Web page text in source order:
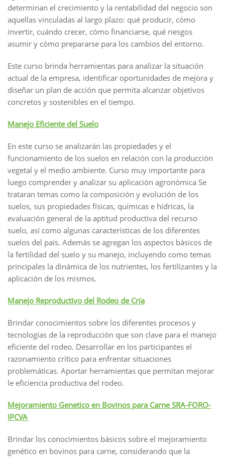
determinan el crecimiento y la rentabilidad del negocio son
aquellas vinculadas al largo plazo: qué producir, cómo
invertir, cuándo crecer, cómo financiarse, qué riesgos
asumir y cómo prepararse para los cambios del entorno.
Este curso brinda herramientas para analizar la situación
actual de la empresa, identificar oportunidades de mejora y
diseñar un plan de acción que permita alcanzar objetivos
concretos y sostenibles en el tiempo.
Manejo Eficiente del Suelo
En este curso se analizarán las propiedades y el
funcionamiento de los suelos en relación con la producción
vegetal y el medio ambiente. Curso muy importante para
luego comprender y analizar su aplicación agronómica Se
trataran temas como la composición y evolución de los
suelos, sus propiedades físicas, químicas e hídricas, la
evaluación general de la aptitud productiva del recurso
suelo, así como algunas características de los diferentes
suelos del país. Además se agregan los aspectos básicos de
la fertilidad del suelo y su manejo, incluyendo como temas
principales la dinámica de los nutrientes, los fertilizantes y la
aplicación de los mismos.
Manejo Reproductivo del Rodeo de Cría
Brindar conocimientos sobre los diferentes procesos y
tecnologías de la reproducción que son clave para el manejo
eficiente del rodeo. Desarrollar en los participantes el
razonamiento crítico para enfrentar situaciones
problemáticas. Aportar herramientas que permitan mejorar
le eficiencia productiva del rodeo.
Mejoramiento Genetico en Bovinos para Carne SRA-FORO-
IPCVA
Brindar los conocimientos básicos sobre el mejoramiento
genético en bovinos para carne, considerando que la